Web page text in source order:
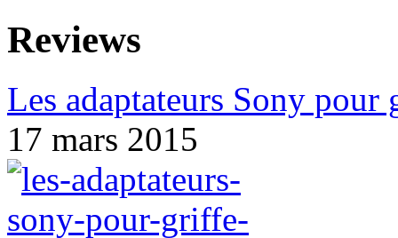
Reviews
Les adaptateurs Sony pour
17 mars 2015